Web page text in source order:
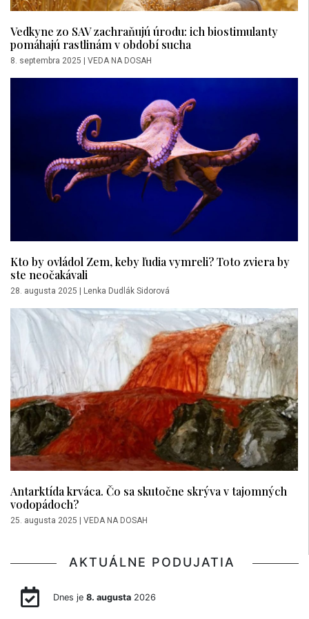
Vedkyne zo SAV zachraňujú úrodu: ich biostimulanty
pomáhajú rastlinám v období sucha
8. septembra 2025 VEDA NA DOSAH
Kto by ovládol Zem, keby ľudia vymreli? Toto zviera by
ste neočakávali
28. augusta 2025 | Lenka Dudlák Sidorová
Antarktída krváca. Čo sa skutočne skrýva v tajomných
vodopádoch?
25. augusta 2025 VEDA NA DOSAH
AKTUÁLNE PODUJATIA
Dnes je 8. augusta2026